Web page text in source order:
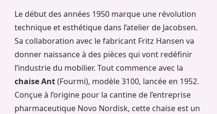
Le début des années 1950 marque une révolution
technique et esthétique dans l’atelier de Jacobsen.
Sa collaboration avec le fabricant Fritz Hansen va
donner naissance à des pièces qui vont redéfinir
l’industrie du mobilier. Tout commence avec la
chaise Ant(Fourmi), modèle 3100, lancée en 1952.
Conçue à l’origine pour la cantine de l’entreprise
pharmaceutique Novo Nordisk, cette chaise est un